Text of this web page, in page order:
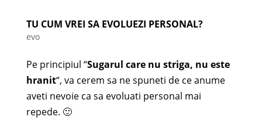
TU CUM VREI SA EVOLUEZI PERSONAL?
evo
Pe principiul “Sugarul care nu striga, nu este
hranit“, va cerem sa ne spuneti de ce anume
aveti nevoie ca sa evoluati personal mai
repede. 🙂